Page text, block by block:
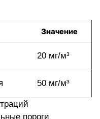
Значение
20 мг/м³
50 мг/м³
пороги